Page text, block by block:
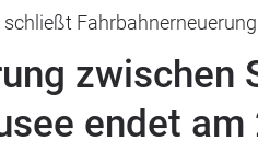
schließt
zwischen
endet am